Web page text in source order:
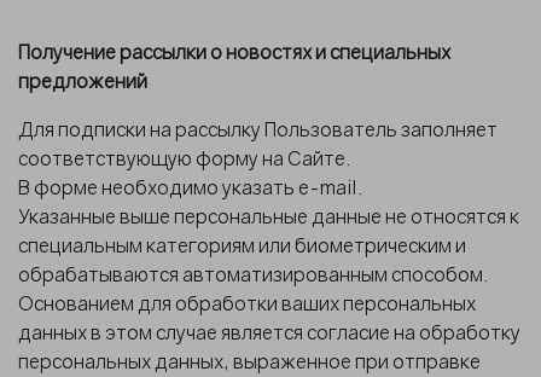
Получение рассылки о новостях и специальных
предложений
Для подписки на рассылку Пользователь заполняет
соответствующую форму на Сайте.
В форме необходимо указать e-mail.
Указанные выше персональные данные не относятся к
специальным категориям или биометрическим и
обрабатываются автоматизированным способом.
Основанием для обработки ваших персональных
данных в этом случае является согласие на обработку
персональных данных, выраженное при отправке